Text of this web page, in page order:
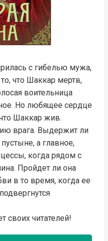
с гибелью мужа,
что Шаккар мертв,
воительница
Но любящее сердце
Шаккар жив.
врага. Выдержит ли
а главное,
когда рядом с
Пройдет ли она
в то время, когда ее
своих читателей!